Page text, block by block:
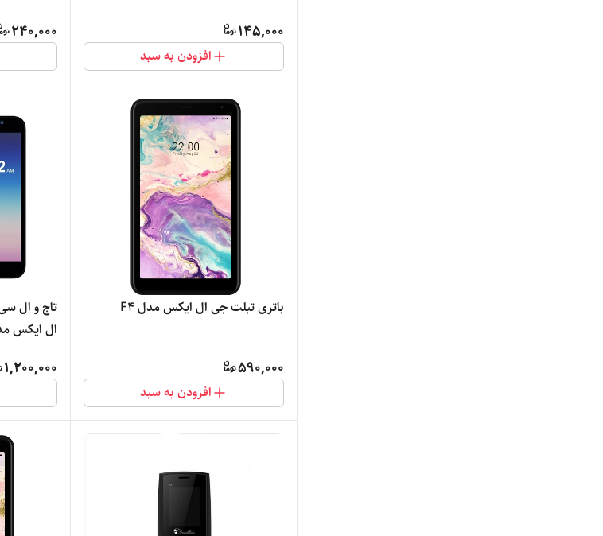
145,000
افزودن به سبد
240,000
باتری تبلت جی ال ایکس مدل F4
590,000
افزودن به سبد
تاج و ال
ال ایکس مدل A9
1,200,000